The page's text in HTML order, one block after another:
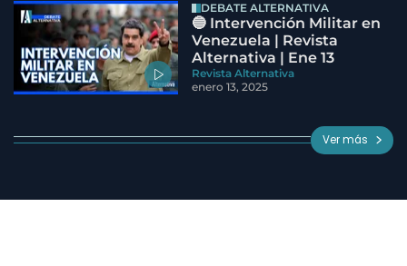
DEBATE ALTERNATIVA
🔵 Intervención Militar en
Venezuela | Revista
Alternativa | Ene 13
Revista Alternativa
enero 13, 2025
Ver más